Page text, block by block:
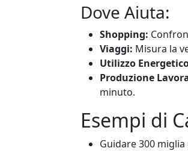
Dove Aiuta:
Shopping:
Viaggi: Misura la
Utilizzo
Produzione
minuto.
Esempi di
Guidare 300